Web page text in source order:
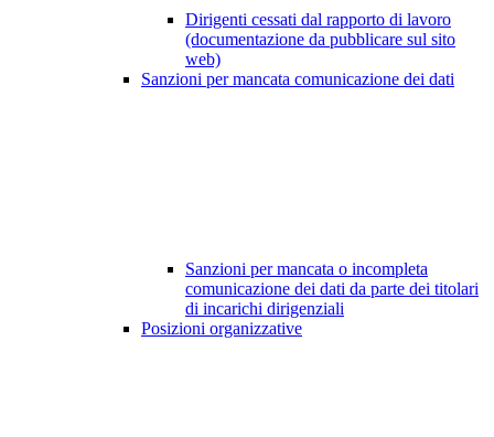
Dirigenti cessati dal rapporto di lavoro
(documentazione da pubblicare sul sito
web)
Sanzioni per mancata comunicazione dei dati
Sanzioni per mancata o incompleta
comunicazione dei dati da parte dei titolari
di incarichi dirigenziali
Posizioni organizzative